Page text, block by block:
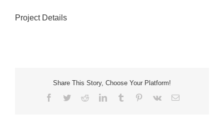
Project Details
Share This Story, Choose Your Platform!
Facebook
TwitterRedditLinkedInTumblr Pinterest
Vk
E-